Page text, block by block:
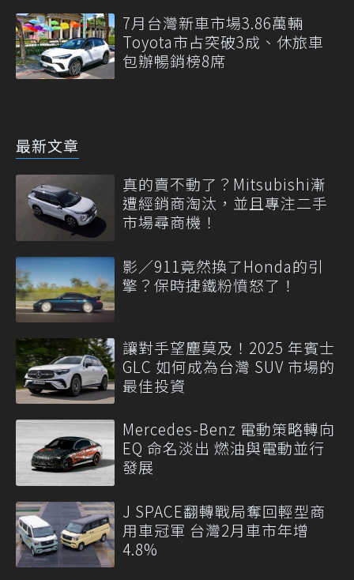
7月台灣新車市場3.86萬輛
Toyota市占突破3成、休旅車
包辦暢銷榜8席
最新文章
真的賣不動了？Mitsubishi漸
遭經銷商淘汰，並且專注二手
市場尋商機！
影／911竟然換了Honda的引
擎？保時捷鐵粉憤怒了！
讓對手望塵莫及！2025 年賓士
GLC 如何成為台灣 SUV 市場的
最佳投資
Mercedes-Benz 電動策略轉向
EQ 命名淡出 燃油與電動並行
發展
J SPACE翻轉戰局奪回輕型商
用車冠軍 台灣2月車市年增
4.8%